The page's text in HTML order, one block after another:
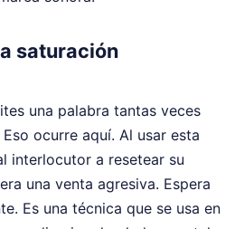
saturación
una palabra tantas veces
ocurre aquí. Al usar esta
interlocutor a resetear su
una venta agresiva. Espera
Es una técnica que se usa en